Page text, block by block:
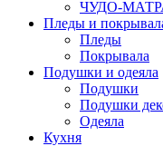
ЧУДО-
Пледы и
Пледы
Покрывала
Подушки и одеяла
Подушки
Подушки
Одеяла
Кухня